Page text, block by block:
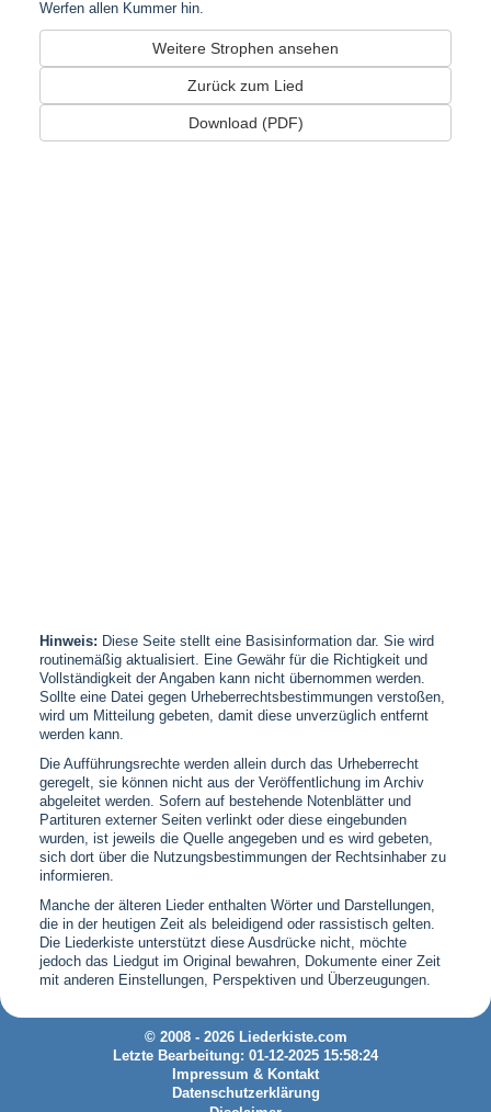
Werfen allen Kummer hin.
Weitere Strophen ansehen
Zurück zum Lied
Download (PDF)
Hinweis: Diese Seite stellt eine Basisinformation dar. Sie wird
routinemäßig aktualisiert. Eine Gewähr für die Richtigkeit und
Vollständigkeit der Angaben kann nicht übernommen werden.
Sollte eine Datei gegen Urheberrechtsbestimmungen verstoßen,
wird um Mitteilung gebeten, damit diese unverzüglich entfernt
werden kann.
Die Aufführungsrechte werden allein durch das Urheberrecht
geregelt, sie können nicht aus der Veröffentlichung im Archiv
abgeleitet werden. Sofern auf bestehende Notenblätter und
Partituren externer Seiten verlinkt oder diese eingebunden
wurden, ist jeweils die Quelle angegeben und es wird gebeten,
sich dort über die Nutzungsbestimmungen der Rechtsinhaber zu
informieren.
Manche der älteren Lieder enthalten Wörter und Darstellungen,
die in der heutigen Zeit als beleidigend oder rassistisch gelten.
Die Liederkiste unterstützt diese Ausdrücke nicht, möchte
jedoch das Liedgut im Original bewahren, Dokumente einer Zeit
mit anderen Einstellungen, Perspektiven und Überzeugungen.
© 2008 - 2026 Liederkiste.com
Letzte Bearbeitung: 01-12-2025 15:58:24
Impressum & Kontakt
Datenschutzerklärung